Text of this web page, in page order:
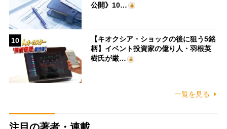
公開》10…
10
【キオクシア・ショックの後に狙う5銘
柄】イベント投資家の億り人・羽根英
樹氏が厳…
一覧を見る